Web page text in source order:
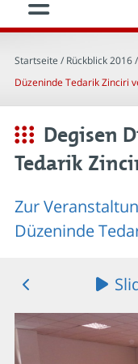
Startseite / Rückblick 2016 /
Düzeninde Tedarik Zinciri
Degisen
Tedarik
Zur
Düzeninde